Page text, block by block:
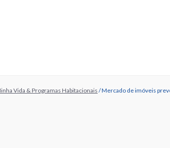
Vida & Programas Habitacionais /Mercado de imóveis